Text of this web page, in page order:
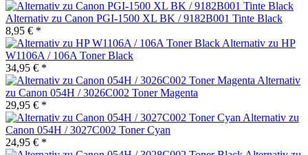
Alternativ zu Canon PGI-1500 XL BK / 9182B001 Tinte Black
8,95 € *
Alternativ zu HP
W1106A / 106A Toner Black
34,95 € *
Alternativ
zu Canon 054H / 3026C002 Toner Magenta
29,95 € *
Alternativ zu
Canon 054H / 3027C002 Toner Cyan
24,95 € *